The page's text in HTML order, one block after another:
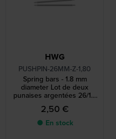
HWG
PUSHPIN-26MM-Z-1,80
Spring bars - 1.8 mm
diameter Lot de deux
punaises argentées 26/1.8
mm
2,50 €
● En stock